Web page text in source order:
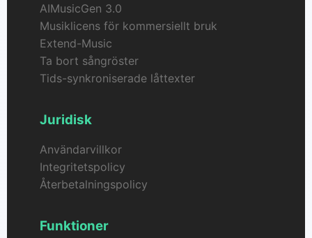
AIMusicGen 3.0
Musiklicens för kommersiellt bruk
Extend-Music
Ta bort sångröster
Tids-synkroniserade låttexter
Juridisk
Användarvillkor
Integritetspolicy
Återbetalningspolicy
Funktioner